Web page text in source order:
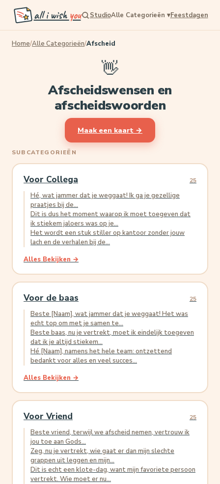
all i wish you StudioAlle Categorieën ▾Feestdagen
Home/Alle Categorieën/Afscheid
👋
Afscheidswensen en
afscheidswoorden
Maak een kaart →
SUBCATEGORIEËN
Voor Collega 25
Hé, wat jammer dat je weggaat! Ik ga je gezellige
praatjes bij de...
Dit is dus het moment waarop ik moet toegeven dat
ik stiekem jaloers was op je...
Het wordt een stuk stiller op kantoor zonder jouw
lach en de verhalen bij de...
Alles Bekijken →
Voor de baas 25
Beste [Naam], wat jammer dat je weggaat! Het was
echt top om met je samen te...
Beste baas, nu je vertrekt, moet ik eindelijk toegeven
dat ik je altijd stiekem...
Hé [Naam], namens het hele team: ontzettend
bedankt voor alles en veel succes...
Alles Bekijken →
Voor Vriend 25
Beste vriend, terwijl we afscheid nemen, vertrouw ik
jou toe aan Gods...
Zeg, nu je vertrekt, wie gaat er dan mijn slechte
grappen uit leggen en mijn...
Dit is echt een klote-dag, want mijn favoriete persoon
vertrekt. Wie moet er nu...